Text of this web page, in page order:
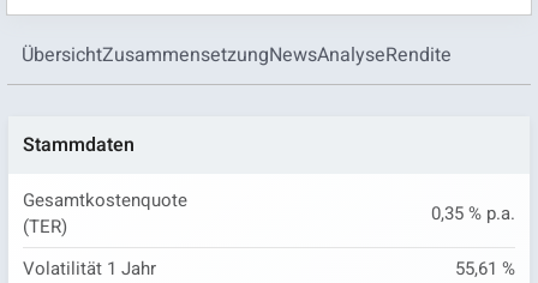
ÜbersichtZusammensetzungNewsAnalyseRendite
Stammdaten
Gesamtkostenquote
(TER)
0,35 % p.a.
Volatilität 1 Jahr
55,61 %